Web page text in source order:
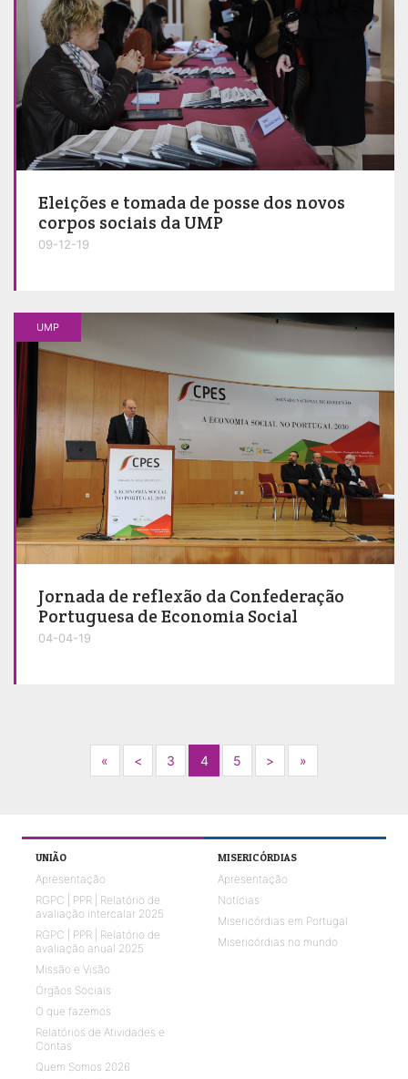
Eleições e tomada de posse dos novos
corpos sociais da UMP
09-12-19
UMP
Jornada de reflexão da Confederação
Portuguesa de Economia Social
04-04-19
« Next<Previous
3 4 5 > Next»Next
UNIÃO
Apresentação
RGPC | PPR | Relatório de
avaliação intercalar 2025
RGPC | PPR | Relatório de
avaliação anual 2025
Missão e Visão
Órgãos Sociais
O que fazemos
Relatórios de Atividades e
Contas
Quem Somos 2026
MISERICÓRDIAS
Apresentação
Notícias
Misericórdias em Portugal
Misericórdias no mundo